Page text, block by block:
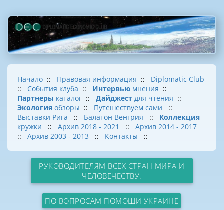
Начало :: Правовая информация :: Diplomatic Club
:: События клуба :: Интервью мнения ::
Партнеры каталог :: Дайджест для чтения ::
Экология обзоры :: Путешествуем сами
::
Выставки Рига
:: Балатон Венгрия :: Коллекция
кружки
:: Архив 2018 - 2021 :: Архив 2014 - 2017
:: Архив 2003 - 2013 :: Контакты ::
РУКОВОДИТЕЛЯМ ВСЕХ СТРАН МИРА И
ЧЕЛОВЕЧЕСТВУ.
ПО ВОПРОСАМ ПОМОЩИ УКРАИНЕ